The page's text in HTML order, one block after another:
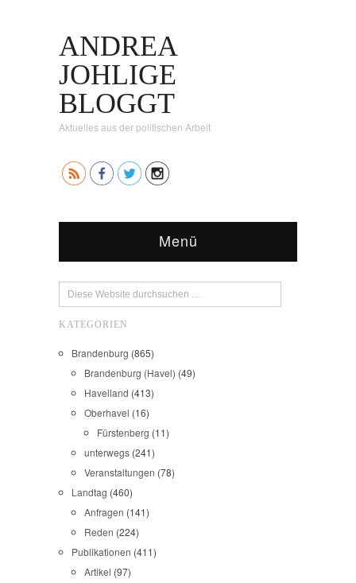
ANDREA
JOHLIGE
BLOGGT
Aktuelles aus der politischen Arbeit
Menü
KATEGORIEN
Brandenburg (865)
Brandenburg (Havel) (49)
Havelland (413)
Oberhavel (16)
Fürstenberg (11)
unterwegs (241)
Veranstaltungen (78)
Landtag (460)
Anfragen (141)
Reden (224)
Publikationen (411)
Artikel (97)